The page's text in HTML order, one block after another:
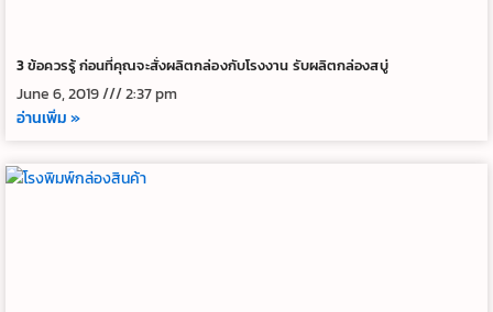
3 ข้อควรรู้ ก่อนที่คุณจะสั่งผลิตกล่องกับโรงงาน รับผลิตกล่องสบู่
June 6, 2019
2:37 pm
อ่านเพิ่ม »